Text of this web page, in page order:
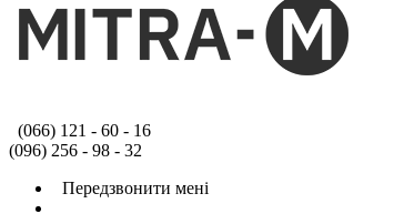
(066) 121 - 60 - 16
(096) 256 - 98 - 32
Передзвонити мені